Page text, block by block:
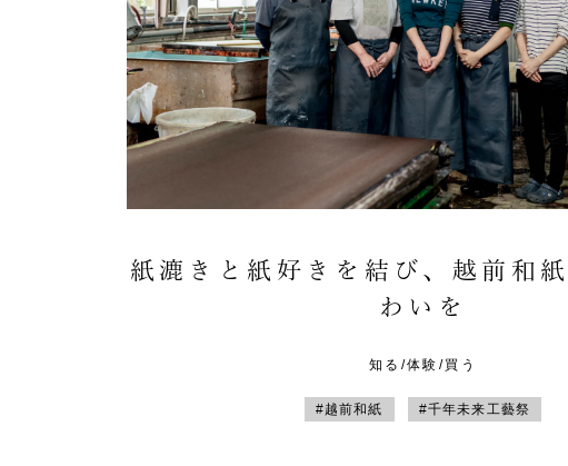
紙漉きと紙好きを結び、越前和
わいを
知る/体験/買う
#越前和紙 #千年未来工藝祭